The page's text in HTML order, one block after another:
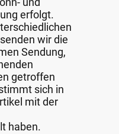
erfolgt.
wir die
Sendung,
getroffen
sich in
mit der
haben.